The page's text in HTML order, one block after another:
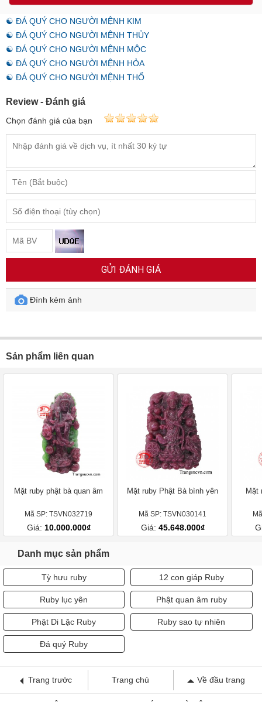
☯ ĐÁ QUÝ CHO NGƯỜI MỆNH KIM
☯ ĐÁ QUÝ CHO NGƯỜI MỆNH THỦY
☯ ĐÁ QUÝ CHO NGƯỜI MỆNH MỘC
☯ ĐÁ QUÝ CHO NGƯỜI MỆNH HỎA
☯ ĐÁ QUÝ CHO NGƯỜI MỆNH THỔ
Review - Đánh giá
Chọn đánh giá của bạn
GỬI ĐÁNH GIÁ
Đính kèm ảnh
Sản phẩm liên quan
Mặt ruby phật bà quan âm
Mã SP: TSVN032719
Giá: 10.000.000₫
Mặt ruby Phật Bà bình yên
Mã SP: TSVN030141
Giá: 45.648.000₫
Mặt
Danh mục sản phẩm
Tỳ hưu ruby 12 con giáp Ruby
Ruby lục yên Phật quan âm ruby
Phật Di Lặc Ruby Ruby sao tự nhiên
Đá quý Ruby
Trang trước Trang chủ Về đầu trang